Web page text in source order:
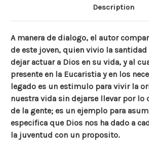
Description
A manera de dialogo, el autor
de este joven, quien vivio la
dejar actuar a Dios en su vida, y al
presente en la Eucaristia y en los
legado es un estimulo para vivir la
nuestra vida sin dejarse llevar por lo
de la gente; es un ejemplo para
especifica que Dios nos ha dado a
la juventud con un proposito.